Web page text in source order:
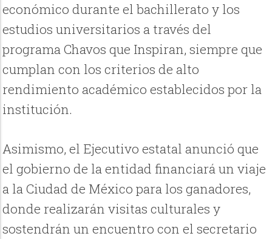
económico durante el bachillerato y los
estudios universitarios a través del
programa Chavos que Inspiran, siempre que
cumplan con los criterios de alto
rendimiento académico establecidos por la
institución.
Asimismo, el Ejecutivo estatal anunció que
el gobierno de la entidad financiará un viaje
a la Ciudad de México para los ganadores,
donde realizarán visitas culturales y
sostendrán un encuentro con el secretario